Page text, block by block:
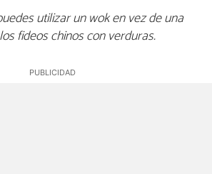
utilizar un wok en vez de una
fideos chinos con verduras.